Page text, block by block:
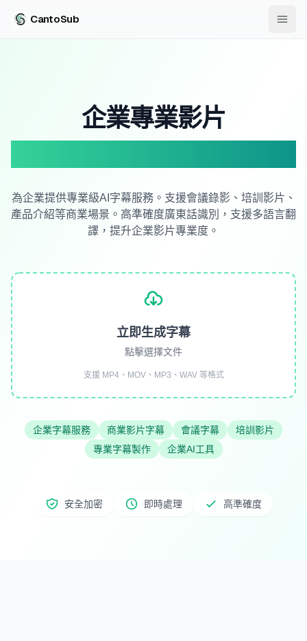
CantoSub
企業專業影片
為企業提供專業級AI字幕服務。支援會議錄影、培訓影片、
產品介紹等商業場景。高準確度廣東話識別，支援多語言翻
譯，提升企業影片專業度。
立即生成字幕
點擊選擇文件
支援 MP4、MOV、MP3、WAV 等格式
企業字幕服務 商業影片字幕 會議字幕
培訓影片
專業字幕製作
企業AI工具
安全加密 即時處理 高準確度